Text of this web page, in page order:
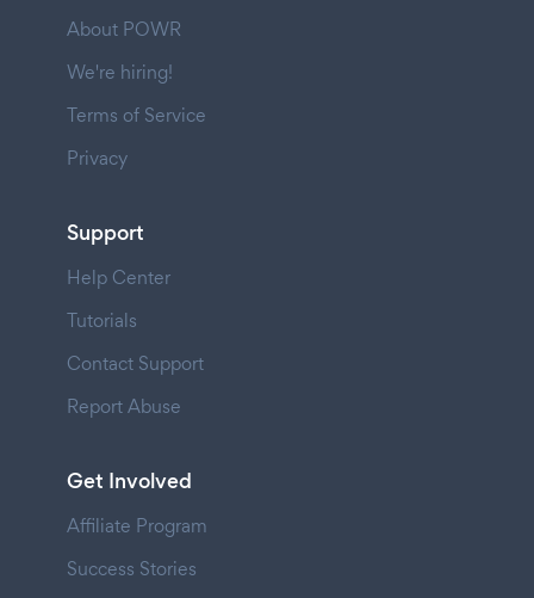
About POWR
We're hiring!
Terms of Service
Privacy
Support
Help Center
Tutorials
Contact Support
Report Abuse
Get Involved
Affiliate Program
Success Stories